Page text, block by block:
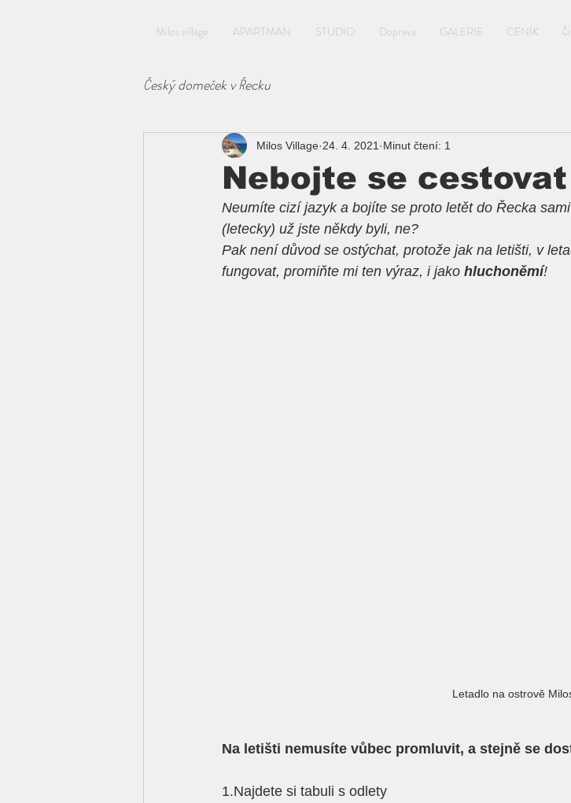
Milos village APARTMAN STUDIO Doprava GALERIE CENÍK
Český domeček v Řecku
Nebojte se
Milos Village 24. 4. 2021 Minut čtení: 1
Neumíte cizí jazyk a bojíte se proto letět do Řecka
(letecky) už jste někdy byli, ne?
Pak není důvod se ostýchat, protože jak na letišti, v
fungovat, promiňte mi ten výraz, i jako hluchoněmí!
Letadlo na ostrově
Na letišti nemusíte vůbec promluvit, a stejně se
1.Najdete si tabuli s odlety